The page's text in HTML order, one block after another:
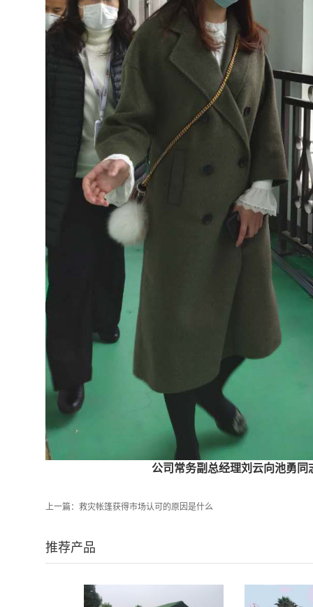
公司常务副总经理刘云向池勇
上一篇： 救灾帐篷获得市场认可的原因是什么
推荐产品